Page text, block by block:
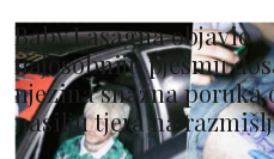
Baby Lasagna objavio
najosobniju pjesmu
njezina snažna poruka
nasilju tjera na